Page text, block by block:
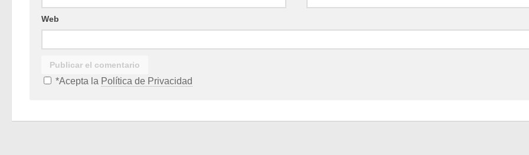
Web
*Acepta la Política de Privacidad